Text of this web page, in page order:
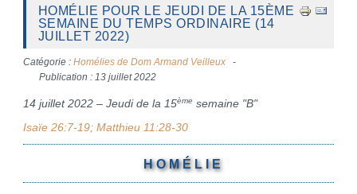
HOMÉLIE POUR LE JEUDI DE LA 15ÈME
SEMAINE DU TEMPS ORDINAIRE (14
JUILLET 2022)
Catégorie : Homélies de Dom Armand Veilleux
Publication : 13 juillet 2022
14 juillet 2022 – Jeudi de la 15ème semaine "B"
Isaïe 26:7-19; Matthieu 11:28-30
H O M É L I E